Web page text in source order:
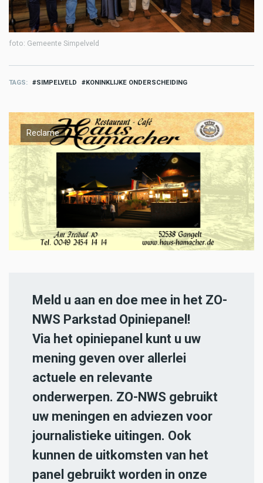
foto: Gemeente Simpelveld
TAGS SIMPELVELD KONINKLIJKE ONDERSCHEIDING
Reclame
Meld u aan en doe mee in het ZO-
NWS Parkstad Opiniepanel!
Via het opiniepanel kunt u uw
mening geven over allerlei
actuele en relevante
onderwerpen. ZO-NWS gebruikt
uw meningen en adviezen voor
journalistieke uitingen. Ook
kunnen de uitkomsten van het
panel gebruikt worden in onze